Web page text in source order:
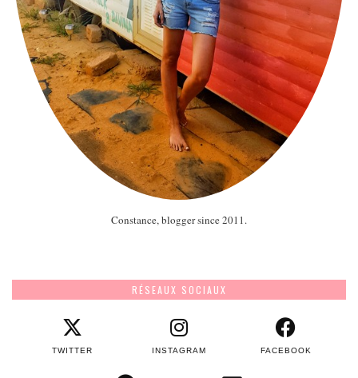
Constance, blogger since 2011.
RÉSEAUX SOCIAUX
TWITTER INSTAGRAM FACEBOOK